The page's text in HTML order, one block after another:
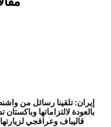
إيران: تلقينا رسائل من
بالعودة لالتزاماتها وباكستان
قاليباف وعراقجي لزيارتها